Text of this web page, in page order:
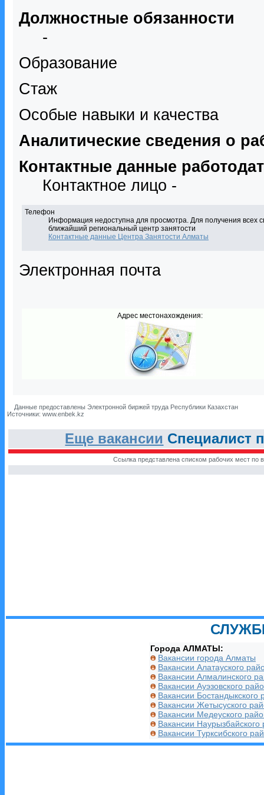
Должностные обязанности
-
Образование
Стаж
Особые навыки и качества
Аналитические сведения о
Контактные данные
Контактное лицо -
Телефон
Информация недоступна для просмотра. Для получения всех
ближайший региональный центр занятости
Контактные данные Центра Занятости Алматы
Электронная почта
Адрес местонахождения:
Данные предоставлены Электронной биржей труда Республики Казахстан
Источники: www.enbek.kz
Еще вакансии Специалист
Ссылка представлена списком рабочих мест по
Города АЛМАТЫ:
Вакансии города Алматы
Вакансии Алатауского
Вакансии Алмалинского
Вакансии Ауэзовского
Вакансии Бостандыкского
Вакансии Жетысуского
Вакансии Медеуского
Вакансии Наурызбайского
Вакансии Турксибского